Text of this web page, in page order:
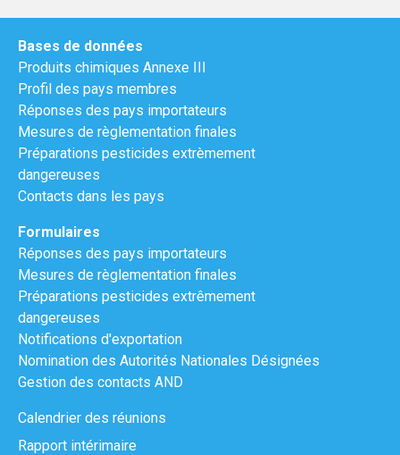
Bases de données
Produits chimiques Annexe III
Profil des pays membres
Réponses des pays importateurs
Mesures de règlementation finales
Préparations pesticides extrèmement
dangereuses
Contacts dans les pays
Formulaires
Réponses des pays importateurs
Mesures de règlementation finales
Préparations pesticides extrêmement
dangereuses
Notifications d'exportation
Nomination des Autorités Nationales Désignées
Gestion des contacts AND
Calendrier des réunions
Rapport intérimaire